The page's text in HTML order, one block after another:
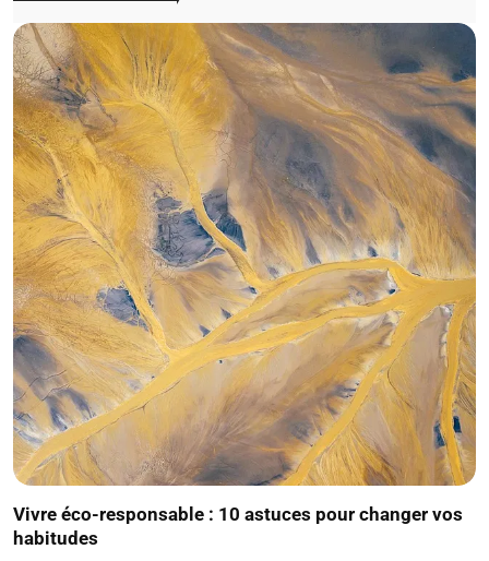
Vivre éco-responsable : 10 astuces pour changer vos
habitudes